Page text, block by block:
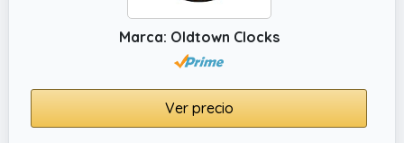
Marca: Oldtown Clocks
Ver precio